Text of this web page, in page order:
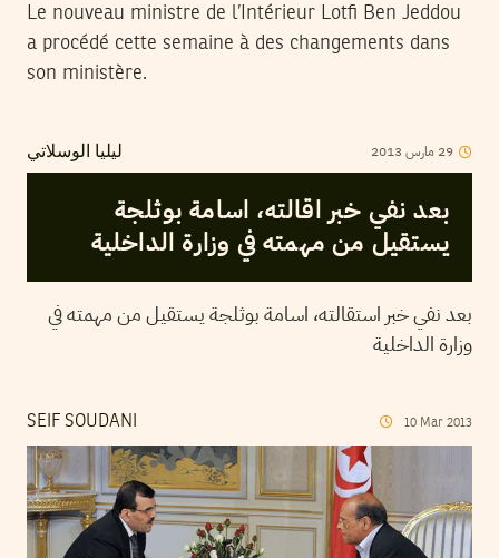
Le nouveau ministre de l’Intérieur Lotfi Ben Jeddou
a procédé cette semaine à des changements dans
son ministère.
ليليا الوسلاتي 29 مارس 2013
بعد نفي خبر اقالته، اسامة بوثلجة
يستقيل من مهمته في وزارة الداخلية
بعد نفي خبر استقالته، اسامة بوثلجة يستقيل من مهمته في
وزارة الداخلية
SEIF SOUDANI 10 Mar 2013